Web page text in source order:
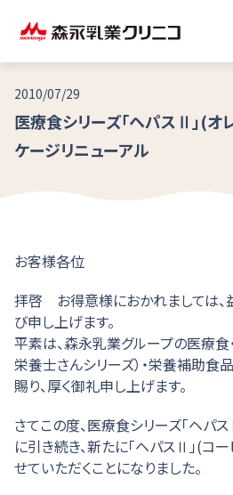
2010/07/29
医療食シリーズ「ヘパスⅡ」(オ
ケージリニューアル
お客様各位
拝啓 お得意様におかれましては、
び申し上げます。
平素は、森永乳業グループの医療食
栄養士さんシリーズ）・栄養補助食
賜り、厚く御礼申し上げます。
さてこの度、医療食シリーズ「ヘパ
に引き続き、新たに「ヘパスⅡ」(コ
せていただくことになりました。